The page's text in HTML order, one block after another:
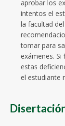
aprobar los
intentos el
la facultad
tomar para
exámenes.
estas
el estudiante